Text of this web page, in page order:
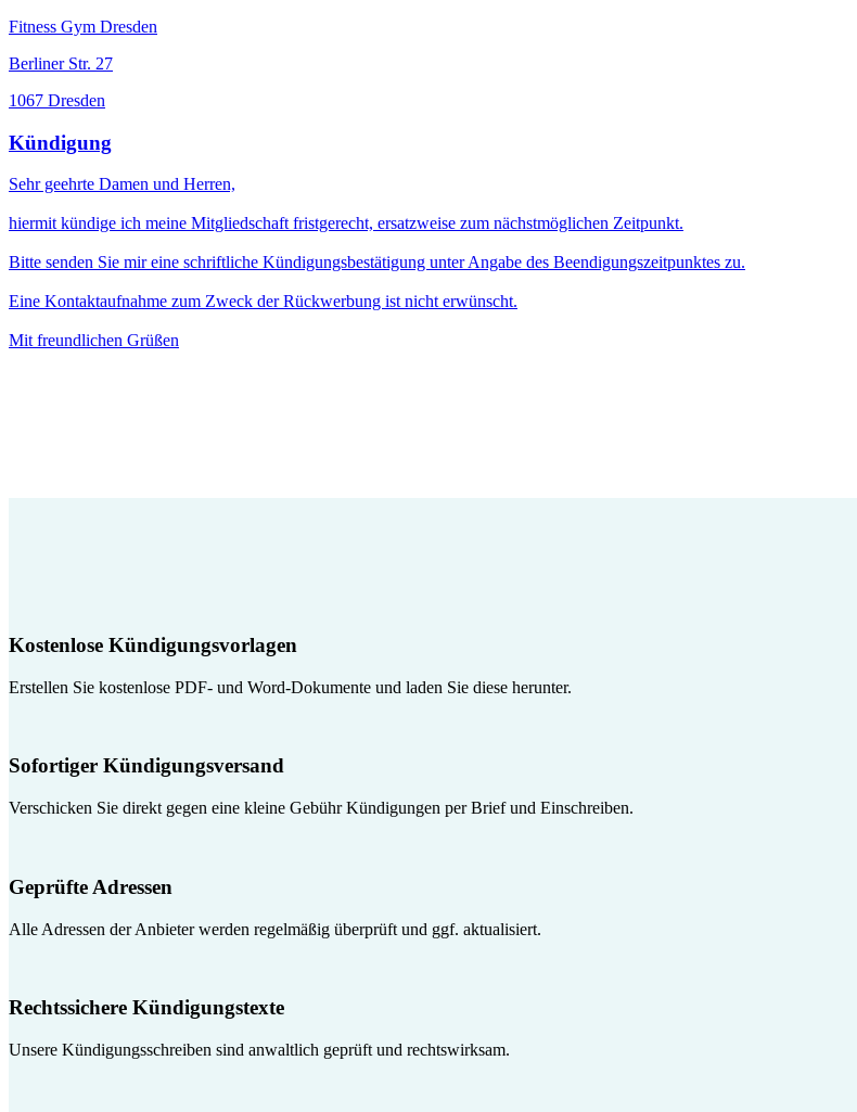
Fitness Gym Dresden
Berliner Str. 27
1067 Dresden
Kündigung
Sehr geehrte Damen und Herren,
hiermit kündige ich meine Mitgliedschaft fristgerecht, ersatzweise zum nächstmöglichen Zeitpunkt.
Bitte senden Sie mir eine schriftliche Kündigungsbestätigung unter Angabe des Beendigungszeitpunktes zu.
Eine Kontaktaufnahme zum Zweck der Rückwerbung ist nicht erwünscht.
Mit freundlichen Grüßen
Kostenlose Kündigungsvorlagen
Erstellen Sie kostenlose PDF- und Word-Dokumente und laden Sie diese herunter.
Sofortiger Kündigungsversand
Verschicken Sie direkt gegen eine kleine Gebühr Kündigungen per Brief und Einschreiben.
Geprüfte Adressen
Alle Adressen der Anbieter werden regelmäßig überprüft und ggf. aktualisiert.
Rechtssichere Kündigungstexte
Unsere Kündigungsschreiben sind anwaltlich geprüft und rechtswirksam.